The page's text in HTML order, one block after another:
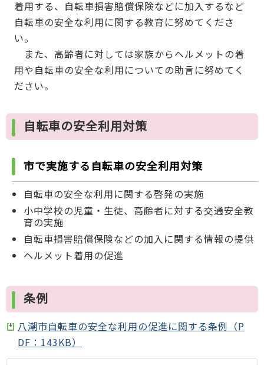
着用する、自転車損害賠償保険などに加入するなど
自転車の安全な利用に関する教育に努めてくださ
い。
また、高齢者に対しては家族からヘルメットの着
用や自転車の安全な利用についての助言に努めてく
ださい。
自転車の安全利用対策
市で実施する自転車の安全利用対策
自転車の安全な利用に関する啓発の実施
小中学校の児童・生徒、高齢者に対する交通安全教
育の実施
自転車損害賠償保険などの加入に関する情報の提供
ヘルメット着用の促進
条例
八潮市自転車の安全な利用の促進に関する条例（P
DF：143KB）